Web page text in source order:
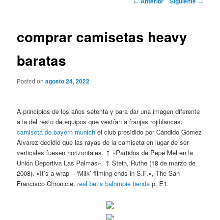
comprar camisetas heavy
baratas
Posted onagosto 24, 2022
A principios de los años setenta y para dar una imagen diferente
a la del resto de equipos que vestían a franjas rojiblancas,
camiseta de bayern munich el club presidido por Cándido Gómez
Álvarez decidió que las rayas de la camiseta en lugar de ser
verticales fuesen horizontales. ↑ «Partidos de Pepe Mel en la
Unión Deportiva Las Palmas». ↑ Stein, Ruthe (18 de marzo de
2008). «It’s a wrap – ‘Milk’ filming ends in S.F.», The San
Francisco Chronicle, real betis balompie tienda p. E1.